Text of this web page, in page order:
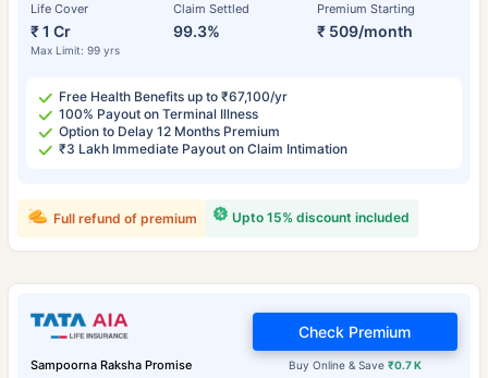
Life Cover
₹ 1 Cr
Max Limit: 99 yrs
Claim Settled
99.3%
Premium Starting
₹ 509/month
Free Health Benefits up to ₹67,100/yr
100% Payout on Terminal Illness
Option to Delay 12 Months Premium
₹3 Lakh Immediate Payout on Claim Intimation
Upto 15% discount included
Full refund of premium
Sampoorna Raksha Promise Buy Online & Save ₹0.7 K
Check Premium